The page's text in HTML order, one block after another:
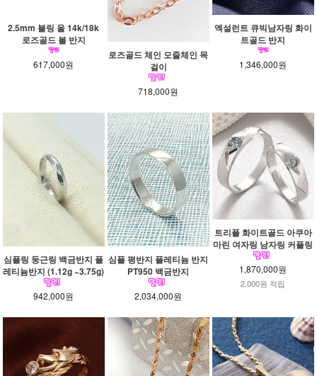
2.5mm 블링 올 14k/18k
로즈골드 볼 반지
617,000원
로즈골드 체인 모줄체인 목
걸이
718,000원
엑설런트 큐빅남자링 화이
트골드 반지
1,346,000원
심플링 둥근링 백금반지 플
레티늄반지 (1.12g ~3.75g)
942,000원
심플 평반지 플레티늄 반지
PT950 백금반지
2,034,000원
트리플 화이트골드 아쿠아
마린 여자링 남자링 커플링
1,870,000원
2,000원 적립